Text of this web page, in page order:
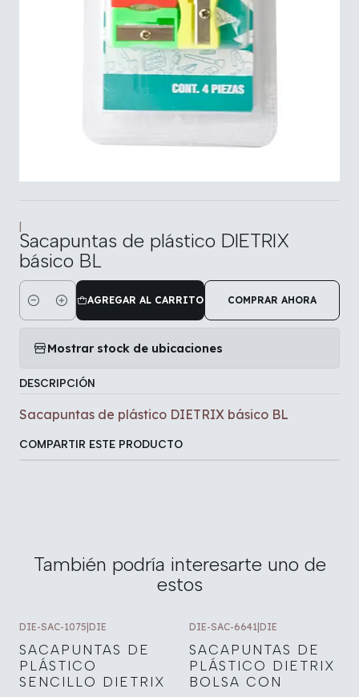
|
Sacapuntas de plástico DIETRIX
básico BL
Cantidad
AGREGAR AL CARRITO COMPRAR AHORA
Mostrar stock de ubicaciones
DESCRIPCIÓN
Sacapuntas de plástico DIETRIX básico BL
COMPARTIR ESTE PRODUCTO
También podría interesarte uno de
estos
DIE-SAC-1075 DIE
SACAPUNTAS DE
PLÁSTICO
SENCILLO DIETRIX
DIE-SAC-6641 DIE
SACAPUNTAS DE
PLÁSTICO DIETRIX
BOLSA CON